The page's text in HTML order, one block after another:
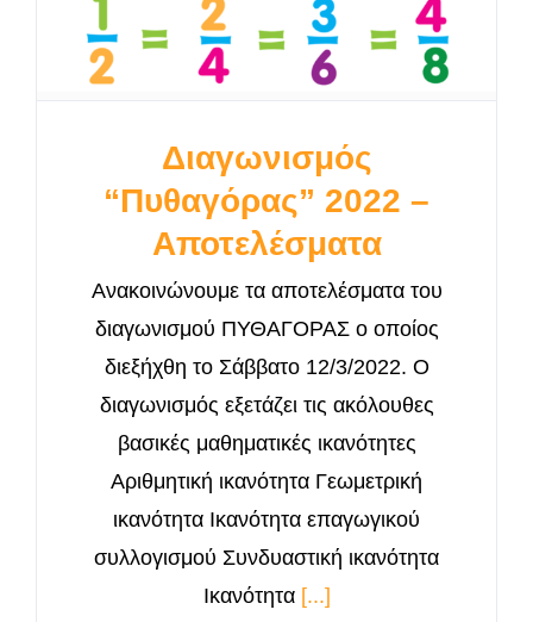
Διαγωνισμός
“Πυθαγόρας” 2022 –
Αποτελέσματα
Ανακοινώνουμε τα αποτελέσματα του
διαγωνισμού ΠΥΘΑΓΟΡΑΣ ο οποίος
διεξήχθη το Σάββατο 12/3/2022. O
διαγωνισμός εξετάζει τις ακόλουθες
βασικές μαθηματικές ικανότητες
Αριθμητική ικανότητα Γεωμετρική
ικανότητα Ικανότητα επαγωγικού
συλλογισμού Συνδυαστική ικανότητα
Ικανότητα [...]